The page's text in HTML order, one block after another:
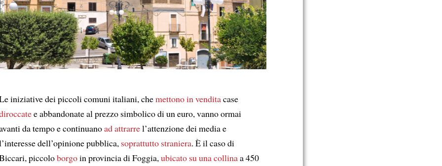
iniziative dei piccoli comuni italiani, chemettono in venditacase
e abbandonate al prezzo simbolico di un euro, vanno ormai
da tempo e continuanoad attrarrel’attenzione dei media e
dell’opinione pubblica, soprattutto straniera. È il caso di
piccoloborgoin provincia di Foggia,ubicato su una collinaa 450